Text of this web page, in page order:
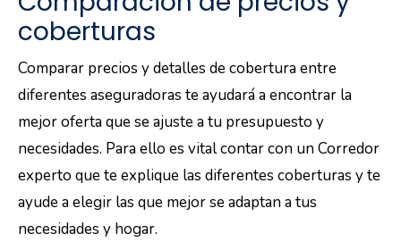
coberturas
Comparar precios y detalles de cobertura entre
diferentes aseguradoras te ayudará a encontrar la
mejor oferta que se ajuste a tu presupuesto y
necesidades. Para ello es vital contar con un Corredor
experto que te explique las diferentes coberturas y te
ayude a elegir las que mejor se adaptan a tus
necesidades y hogar.